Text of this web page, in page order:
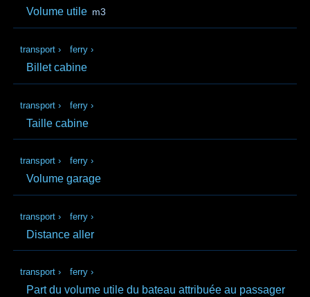
Volume utile m3
transport › ferry ›
Billet cabine
transport › ferry ›
Taille cabine
transport › ferry ›
Volume garage
transport › ferry ›
Distance aller
transport › ferry ›
Part du volume utile du bateau attribuée au passager